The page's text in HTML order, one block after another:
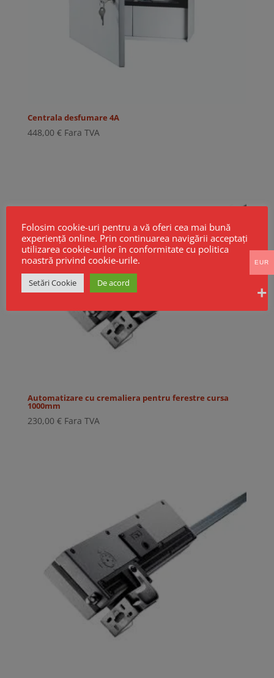
Centrala desfumare 4A
448,00 € Fara TVA
Automatizare cu cremaliera pentru ferestre cursa
1000mm
230,00 € Fara TVA
Folosim cookie-uri pentru a vă oferi cea mai bună
experiență online. Prin continuarea navigării acceptați
utilizarea cookie-urilor în conformitate cu politica
noastră privind cookie-urile.
Setări Cookie De acord
EUR